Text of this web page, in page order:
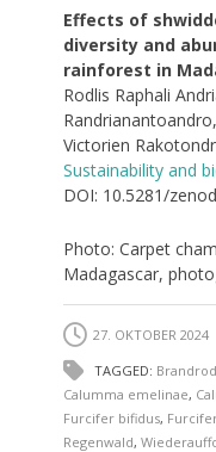
Effects of
diversity and
rainforest in
Rodlis Raphali
Victorien
Sustainability and
DOI: 10.5281/
Photo: Carpet
Madagascar,
27. OKTOBER 2024
TAGGED:
Calumma emelinae,
Furcifer bifidus,
Regenwald,